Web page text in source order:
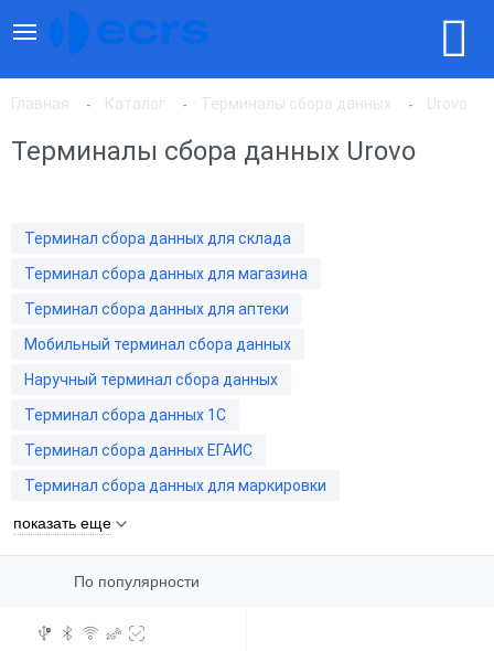
Главная Каталог Терминалы сбора данных Urovo
Терминалы сбора данных Urovo
Терминал сбора данных для склада
Терминал сбора данных для магазина
Терминал сбора данных для аптеки
Мобильный терминал сбора данных
Наручный терминал сбора данных
Терминал сбора данных 1С
Терминал сбора данных ЕГАИС
Терминал сбора данных для маркировки
показать еще
По популярности
По цене, по возрастанию